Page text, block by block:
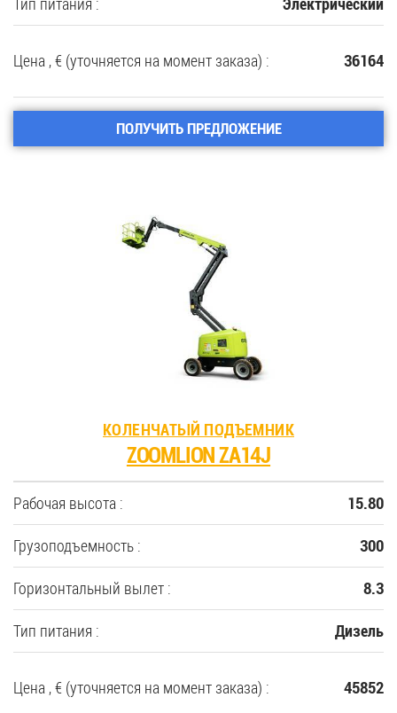
Электрический
Цена , € (уточняется на момент заказа) : 36164
ПОЛУЧИТЬ ПРЕДЛОЖЕНИЕ
КОЛЕНЧАТЫЙ ПОДЪЕМНИК
ZOOMLION ZA14J
Рабочая высота : 15.80
Грузоподъемность : 300
Горизонтальный вылет : 8.3
Тип питания : Дизель
Цена , € (уточняется на момент заказа) : 45852